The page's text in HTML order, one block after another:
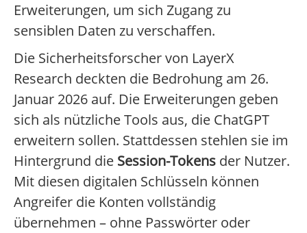
Erweiterungen, um sich Zugang zu
sensiblen Daten zu verschaffen.
Die Sicherheitsforscher von LayerX
Research deckten die Bedrohung am 26.
Januar 2026 auf. Die Erweiterungen geben
sich als nützliche Tools aus, die ChatGPT
erweitern sollen. Stattdessen stehlen sie im
Hintergrund die Session-Tokens der Nutzer.
Mit diesen digitalen Schlüsseln können
Angreifer die Konten vollständig
übernehmen – ohne Passwörter oder